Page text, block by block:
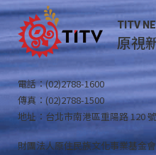
TITV
原視
電話：(02)2788-1600
傳真：(02)2788-1500
地址：台北市南港區重陽路 120
財團法人原住民族文化事業基金